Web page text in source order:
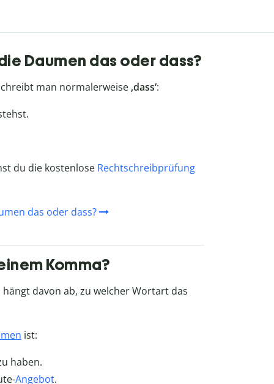
Daumen das oder dass?
man normalerweise ‚dass‘:
du die kostenlose Rechtschreibprüfung
das oder dass?
Komma?
davon ab, zu welcher Wortart das
ist:
haben.
Angebot.